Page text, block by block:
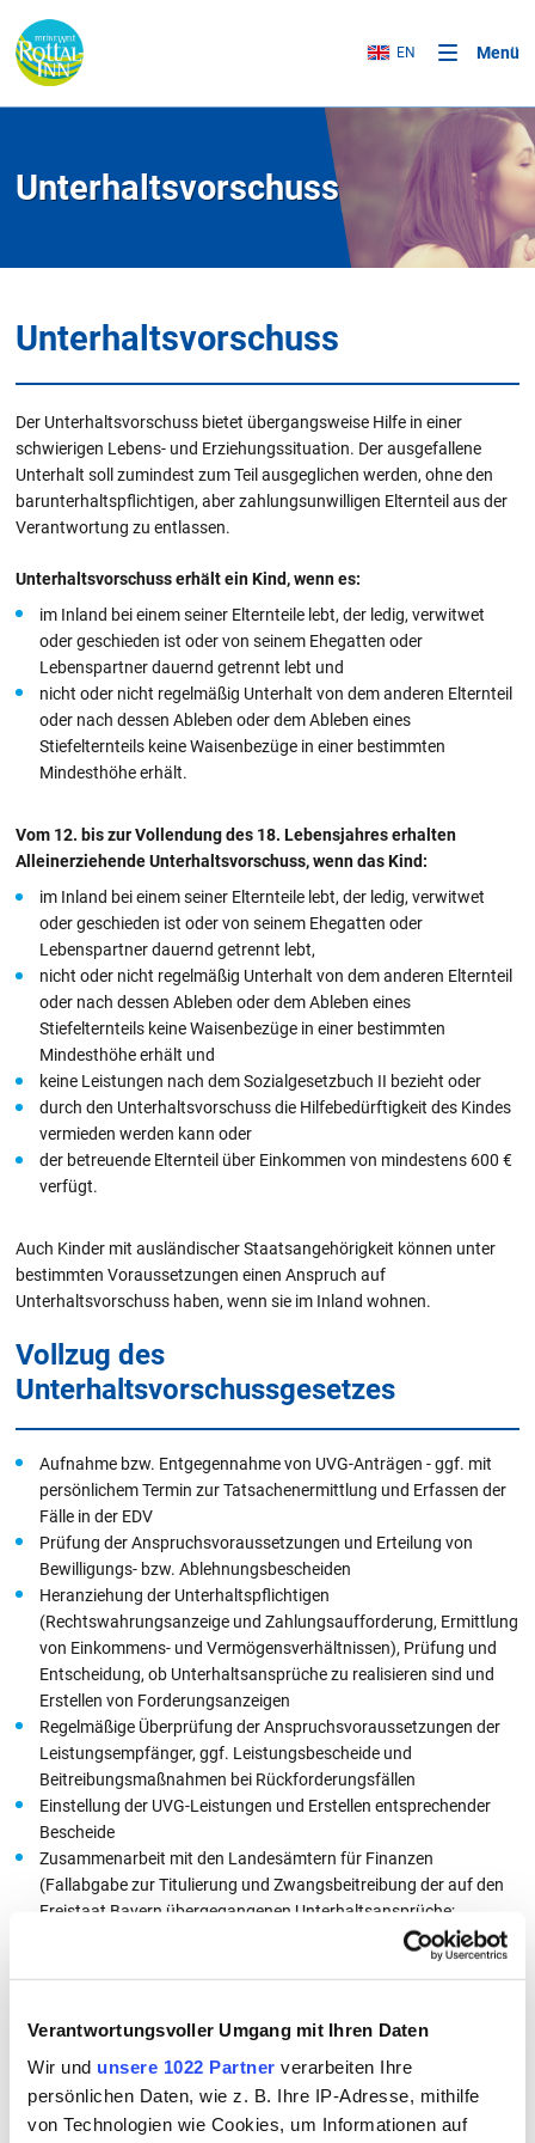
Verantwortungsvoller Umgang mit Ihren Daten
Wir und unsere 1022 Partner verarbeiten Ihre
persönlichen Daten, wie z. B. Ihre IP-Adresse, mithilfe
von Technologien wie Cookies, um Informationen auf
EN Menü
Unterhaltsvorschuss
Unterhaltsvorschuss
Der Unterhaltsvorschuss bietet übergangsweise Hilfe in einer
schwierigen Lebens- und Erziehungssituation. Der ausgefallene
Unterhalt soll zumindest zum Teil ausgeglichen werden, ohne den
barunterhaltspflichtigen, aber zahlungsunwilligen Elternteil aus der
Verantwortung zu entlassen.
Unterhaltsvorschuss erhält ein Kind, wenn es:
im Inland bei einem seiner Elternteile lebt, der ledig, verwitwet
oder geschieden ist oder von seinem Ehegatten oder
Lebenspartner dauernd getrennt lebt und
nicht oder nicht regelmäßig Unterhalt von dem anderen Elternteil
oder nach dessen Ableben oder dem Ableben eines
Stiefelternteils keine Waisenbezüge in einer bestimmten
Mindesthöhe erhält.
Vom 12. bis zur Vollendung des 18. Lebensjahres erhalten
Alleinerziehende Unterhaltsvorschuss, wenn das Kind:
im Inland bei einem seiner Elternteile lebt, der ledig, verwitwet
oder geschieden ist oder von seinem Ehegatten oder
Lebenspartner dauernd getrennt lebt,
nicht oder nicht regelmäßig Unterhalt von dem anderen Elternteil
oder nach dessen Ableben oder dem Ableben eines
Stiefelternteils keine Waisenbezüge in einer bestimmten
Mindesthöhe erhält und
keine Leistungen nach dem Sozialgesetzbuch II bezieht oder
durch den Unterhaltsvorschuss die Hilfebedürftigkeit des Kindes
vermieden werden kann oder
der betreuende Elternteil über Einkommen von mindestens 600 €
verfügt.
Auch Kinder mit ausländischer Staatsangehörigkeit können unter
bestimmten Voraussetzungen einen Anspruch auf
Unterhaltsvorschuss haben, wenn sie im Inland wohnen.
Vollzug des
Unterhaltsvorschussgesetzes
Aufnahme bzw. Entgegennahme von UVG-Anträgen - ggf. mit
persönlichem Termin zur Tatsachenermittlung und Erfassen der
Fälle in der EDV
Prüfung der Anspruchsvoraussetzungen und Erteilung von
Bewilligungs- bzw. Ablehnungsbescheiden
Heranziehung der Unterhaltspflichtigen
(Rechtswahrungsanzeige und Zahlungsaufforderung, Ermittlung
von Einkommens- und Vermögensverhältnissen), Prüfung und
Entscheidung, ob Unterhaltsansprüche zu realisieren sind und
Erstellen von Forderungsanzeigen
Regelmäßige Überprüfung der Anspruchsvoraussetzungen der
Leistungsempfänger, ggf. Leistungsbescheide und
Beitreibungsmaßnahmen bei Rückforderungsfällen
Einstellung der UVG-Leistungen und Erstellen entsprechender
Bescheide
Zusammenarbeit mit den Landesämtern für Finanzen
(Fallabgabe zur Titulierung und Zwangsbeitreibung der auf den
Freistaat Bayern übergegangenen Unterhaltsansprüche;
Sachstandberichte), den Beiständen des Jugendamtes und des
Stundung und Niederschlagung
Regelmäßiger Datenaustausch mit der Staatsoberkasse Bayern
(Erstellen von Auszahlungsläufen, tägliche Datenverarbeitung
der eingegangenen Rückzahlungen)